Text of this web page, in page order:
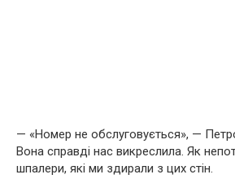
— «Номер не обслуговується», —
Вона справді нас викреслила. Як
шпалери, які ми здирали з цих стін.